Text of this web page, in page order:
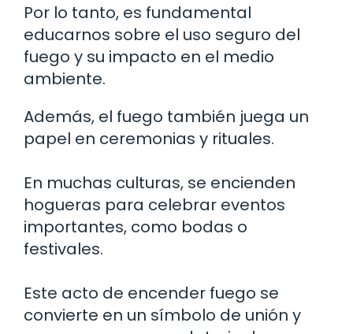
Por lo tanto, es fundamental
educarnos sobre el uso seguro del
fuego y su impacto en el medio
ambiente.
Además, el fuego también juega un
papel en ceremonias y rituales.
En muchas culturas, se encienden
hogueras para celebrar eventos
importantes, como bodas o
festivales.
Este acto de encender fuego se
convierte en un símbolo de unión y